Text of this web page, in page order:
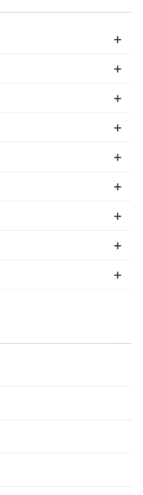
+
+
+
+
+
+
+
+
+